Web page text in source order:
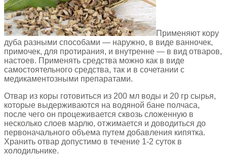
Применяют кору
дуба разными способами — наружно, в виде ванночек,
примочек, для протирания, и внутренне — в вид отваров,
настоев. Применять средства можно как в виде
самостоятельного средства, так и в сочетании с
медикаментозными препаратами.
Отвар из коры готовиться из 200 мл воды и 20 гр сырья,
которые выдерживаются на водяной бане полчаса,
после чего он процеживается сквозь сложенную в
несколько слоев марлю, отжимается и доводиться до
первоначального объема путем добавления кипятка.
Хранить отвар допустимо в течение 1-2 суток в
холодильнике.